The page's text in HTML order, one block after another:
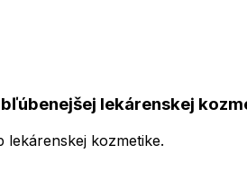
lekárenskej
lekárenskej kozmetike.